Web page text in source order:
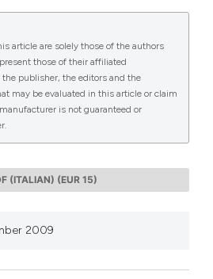
0
mem.2009.228
article are solely those of the authors
those of their affiliated
publisher, the editors and the
may be evaluated in this article or claim
is not guaranteed or
(ITALIAN) (EUR 15)
2009